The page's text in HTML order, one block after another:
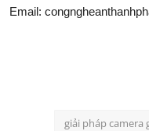
Email:
giải pháp camera